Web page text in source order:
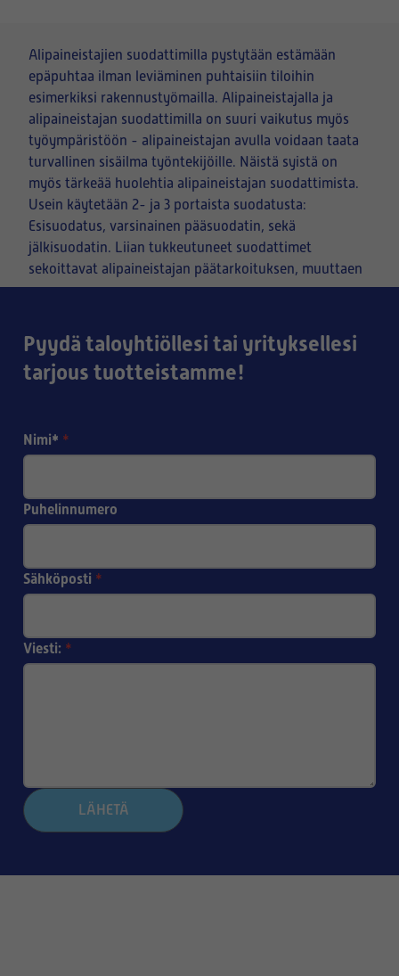
Alipaineistajien suodattimilla pystytään estämään
epäpuhtaa ilman leviäminen puhtaisiin tiloihin
esimerkiksi rakennustyömailla. Alipaineistajalla ja
alipaineistajan suodattimilla on suuri vaikutus myös
työympäristöön - alipaineistajan avulla voidaan taata
turvallinen sisäilma työntekijöille. Näistä syistä on
myös tärkeää huolehtia alipaineistajan suodattimista.
Usein käytetään 2- ja 3 portaista suodatusta:
Esisuodatus, varsinainen pääsuodatin, sekä
jälkisuodatin. Liian tukkeutuneet suodattimet
sekoittavat alipaineistajan päätarkoituksen, muuttaen
tilojen painesuhteet vääriksi.
Pyydä taloyhtiöllesi tai yrityksellesi
tarjous tuotteistamme!
Nimi* *
Puhelinnumero
Sähköposti *
Viesti: *
LÄHETÄ